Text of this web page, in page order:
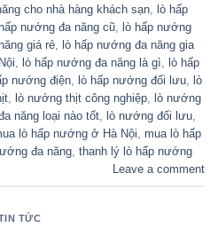
cho nhà hàng khách sạn, lò hấp
nướng đa năng cũ, lò hấp nướng
giá rẻ, lò hấp nướng đa năng gia
, lò hấp nướng đa năng là gì, lò hấp
nướng điện, lò hấp nướng đối lưu, lò
, lò nướng thịt công nghiệp, lò nướng
năng loại nào tốt, lò nướng đối lưu,
lò hấp nướng ở Hà Nội, mua lò hấp
đa năng, thanh lý lò hấp nướng
Leave a comment
TỨC